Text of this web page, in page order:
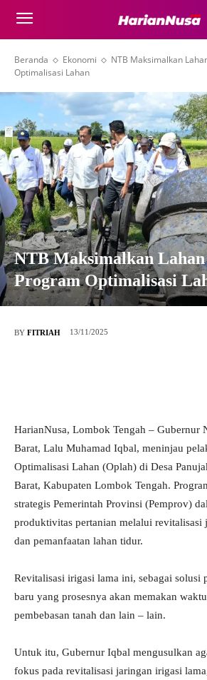
Beranda Ekonomi
NTB Maksimalkan
Optimalisasi Lahan
NTB Maksimalkan
Program Optimalisasi
BY FITRIAH 13/11/2025
HarianNusa, Lombok Tengah – Gubernur
Barat, Lalu Muhamad Iqbal, meninjau
Optimalisasi Lahan (Oplah) di Desa
Barat, Kabupaten Lombok Tengah.
strategis Pemerintah Provinsi (Pemprov)
produktivitas pertanian melalui revitalisasi
dan pemanfaatan lahan tidur.
Revitalisasi irigasi lama ini, sebagai solusi
baru yang prosesnya akan memakan
pembebasan tanah dan lain – lain.
Untuk itu, Gubernur Iqbal mengusulkan
fokus pada revitalisasi jaringan irigasi